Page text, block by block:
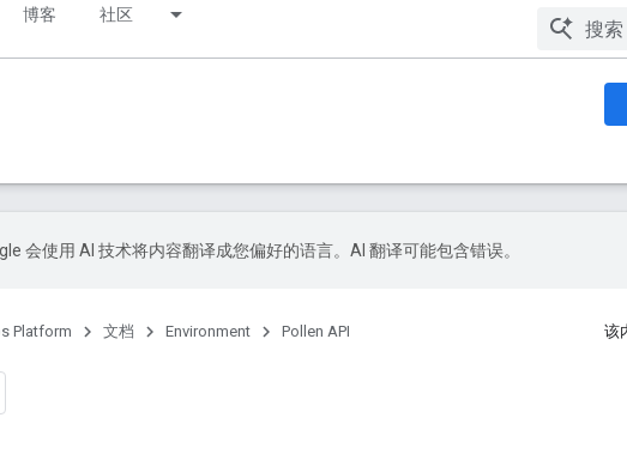
博客 社区
会使用 AI 技术将内容翻译成您偏好的语言。AI 翻译可能包含错误。
Platform 文档 Environment Pollen API 该